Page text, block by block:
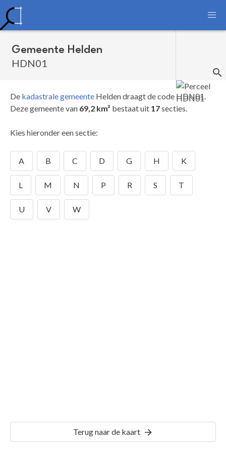
Gemeente Helden
HDN01
De kadastrale gemeente Helden draagt de code HDN01.
Deze gemeente van 69,2 km² bestaat uit 17secties.
Kies hieronder een sectie:
A B C D G H K
L M N P R S T
U V W
Terug naar de kaart
HDN01